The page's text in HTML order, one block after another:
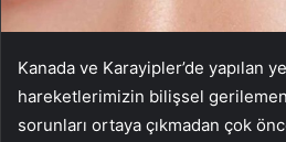
Kanada ve Karayipler’de yapılan
hareketlerimizin bilişsel
sorunları ortaya çıkmadan çok